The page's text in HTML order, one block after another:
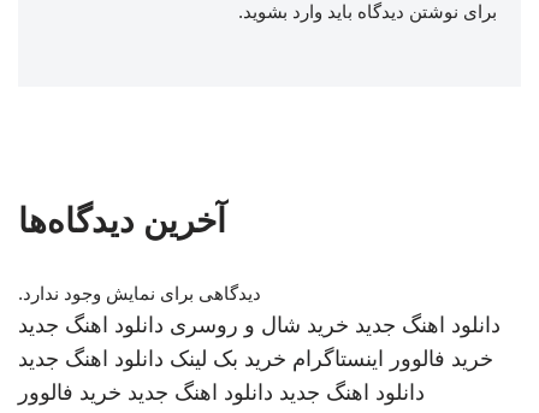
برای نوشتن دیدگاه باید وارد بشوید.
آخرین دیدگاه‌ها
دیدگاهی برای نمایش وجود ندارد.
دانلود اهنگ جدید خرید شال و روسری دانلود اهنگ جدید
خرید فالوور اینستاگرام خرید بک لینک دانلود اهنگ جدید
دانلود اهنگ جدید دانلود اهنگ جدید خرید فالوور